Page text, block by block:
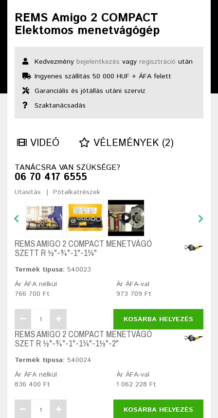
REMS Amigo 2 COMPACT
Elektomos menetvágógép
Kedvezmény bejelentkezés vagy regisztráció után
Ingyenes szállítás 50 000 HUF + ÁFA felett
Garanciális és jótállás utáni szerviz
Szaktanácsadás
VIDEÓ VÉLEMÉNYEK (2)
TANÁCSRA VAN SZÜKSÉGE?
06 70 417 6555
Utasítás Pótalkatrészek
REMS AMIGO 2 COMPACT MENETVÁGÓ
SZETT R ½"-¾"-1"-1¼"
Termék típusa: 540023
Ár ÁFA nélkül
766 700 Ft
Ár ÁFA-val
973 709 Ft
KOSÁRBA HELYEZÉS
REMS AMIGO 2 COMPACT MENETVÁGÓ
SZET R ½"-¾"-1"-1¼"-1½"-2"
Termék típusa: 540024
Ár ÁFA nélkül
836 400 Ft
Ár ÁFA-val
1 062 228 Ft
KOSÁRBA HELYEZÉS